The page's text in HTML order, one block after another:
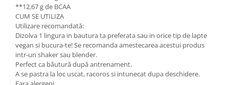
**12,67 g de BCAA
CUM SE UTILIZA
Utilizare recomandată:
Dizolva 1 lingura in bautura ta preferata sau in orice tip de lapte
vegan si bucura-te! Se recomanda amestecarea acestui produs
intr-un shaker sau blender.
Perfect ca băutură după antrenament.
A se pastra la loc uscat, racoros si intunecat dupa deschidere.